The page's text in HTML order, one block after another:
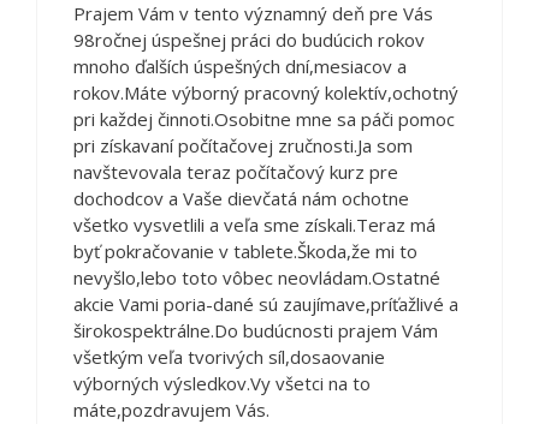
Prajem Vám v tento významný deň pre Vás
98ročnej úspešnej práci do budúcich rokov
mnoho ďalších úspešných dní,mesiacov a
rokov.Máte výborný pracovný kolektív,ochotný
pri každej činnoti.Osobitne mne sa páči pomoc
pri získavaní počítačovej zručnosti.Ja som
navštevovala teraz počítačový kurz pre
dochodcov a Vaše dievčatá nám ochotne
všetko vysvetlili a veľa sme získali.Teraz má
byť pokračovanie v tablete.Škoda,že mi to
nevyšlo,lebo toto vôbec neovládam.Ostatné
akcie Vami poria-dané sú zaujímave,príťažlivé a
širokospektrálne.Do budúcnosti prajem Vám
všetkým veľa tvorivých síl,dosaovanie
výborných výsledkov.Vy všetci na to
máte,pozdravujem Vás.